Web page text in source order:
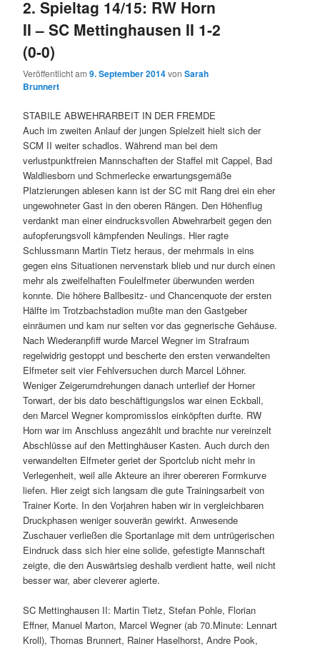
2. Spieltag 14/15: RW Horn
II – SC Mettinghausen II 1-2
(0-0)
Veröffentlicht am9. September 2014vonSarah
Brunnert
STABILE ABWEHRARBEIT IN DER FREMDE
Auch im zweiten Anlauf der jungen Spielzeit hielt sich der
SCM II weiter schadlos. Während man bei dem
verlustpunktfreien Mannschaften der Staffel mit Cappel, Bad
Waldliesborn und Schmerlecke erwartungsgemäße
Platzierungen ablesen kann ist der SC mit Rang drei ein eher
ungewohneter Gast in den oberen Rängen. Den Höhenflug
verdankt man einer eindrucksvollen Abwehrarbeit gegen den
aufopferungsvoll kämpfenden Neulings. Hier ragte
Schlussmann Martin Tietz heraus, der mehrmals in eins
gegen eins Situationen nervenstark blieb und nur durch einen
mehr als zweifelhaften Foulelfmeter überwunden werden
konnte. Die höhere Ballbesitz- und Chancenquote der ersten
Hälfte im Trotzbachstadion mußte man den Gastgeber
einräumen und kam nur selten vor das gegnerische Gehäuse.
Nach Wiederanpfiff wurde Marcel Wegner im Strafraum
regelwidrig gestoppt und bescherte den ersten verwandelten
Elfmeter seit vier Fehlversuchen durch Marcel Löhner.
Weniger Zeigerumdrehungen danach unterlief der Horner
Torwart, der bis dato beschäftigungslos war einen Eckball,
den Marcel Wegner kompromisslos einköpften durfte. RW
Horn war im Anschluss angezählt und brachte nur vereinzelt
Abschlüsse auf den Mettinghäuser Kasten. Auch durch den
verwandelten Elfmeter geriet der Sportclub nicht mehr in
Verlegenheit, weil alle Akteure an ihrer obereren Formkurve
liefen. Hier zeigt sich langsam die gute Trainingsarbeit von
Trainer Korte. In den Vorjahren haben wir in vergleichbaren
Druckphasen weniger souverän gewirkt. Anwesende
Zuschauer verließen die Sportanlage mit dem untrügerischen
Eindruck dass sich hier eine solide, gefestigte Mannschaft
zeigte, die den Auswärtsieg deshalb verdient hatte, weil nicht
besser war, aber cleverer agierte.
SC Mettinghausen II: Martin Tietz, Stefan Pohle, Florian
Effner, Manuel Marton, Marcel Wegner (ab 70.Minute: Lennart
Kroll), Thomas Brunnert, Rainer Haselhorst, Andre Pook,